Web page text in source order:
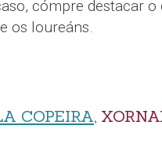
cómpre destacar o
os loureáns.
COPEIRA,